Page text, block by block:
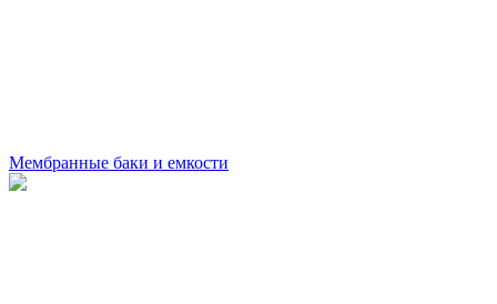
Мембранные баки и емкости